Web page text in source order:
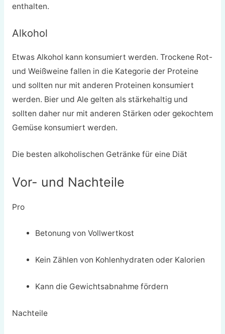
enthalten.
Alkohol
Etwas Alkohol kann konsumiert werden. Trockene Rot-
und Weißweine fallen in die Kategorie der Proteine
und sollten nur mit anderen Proteinen konsumiert
werden. Bier und Ale gelten als stärkehaltig und
sollten daher nur mit anderen Stärken oder gekochtem
Gemüse konsumiert werden.
Die besten alkoholischen Getränke für eine Diät
Vor- und Nachteile
Pro
Betonung von Vollwertkost
Kein Zählen von Kohlenhydraten oder Kalorien
Kann die Gewichtsabnahme fördern
Nachteile